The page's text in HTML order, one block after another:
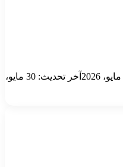
آخر تحديث: 30 مايو،